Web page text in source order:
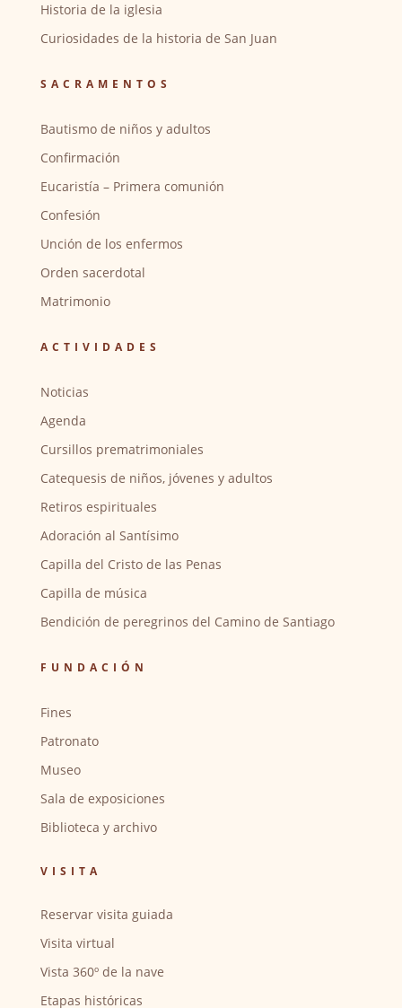
Historia de la iglesia
Curiosidades de la historia de San Juan
SACRAMENTOS
Bautismo de niños y adultos
Confirmación
Eucaristía – Primera comunión
Confesión
Unción de los enfermos
Orden sacerdotal
Matrimonio
ACTIVIDADES
Noticias
Agenda
Cursillos prematrimoniales
Catequesis de niños, jóvenes y adultos
Retiros espirituales
Adoración al Santísimo
Capilla del Cristo de las Penas
Capilla de música
Bendición de peregrinos del Camino de Santiago
FUNDACIÓN
Fines
Patronato
Museo
Sala de exposiciones
Biblioteca y archivo
VISITA
Reservar visita guiada
Visita virtual
Vista 360º de la nave
Etapas históricas